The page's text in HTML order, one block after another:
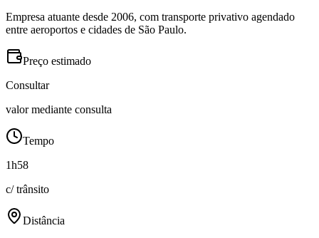
Empresa atuante desde 2006, com transporte privativo agendado
entre aeroportos e cidades de São Paulo.
Preço estimado
Consultar
valor mediante consulta
Tempo
1h58
c/ trânsito
Distância